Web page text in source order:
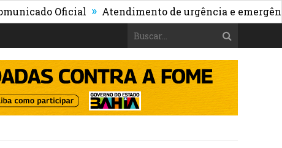
Oficial » Atendimento de urgência e emergência